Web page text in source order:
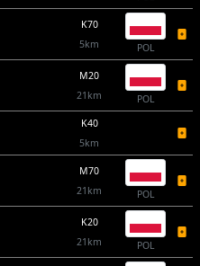
K70
5km
POL
M20
21km
POL
K40
5km
M70
21km
POL
K20
21km
POL